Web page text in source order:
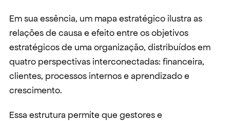
Em sua essência, um mapa estratégico ilustra as
relações de causa e efeito entre os objetivos
estratégicos de uma organização, distribuídos em
quatro perspectivas interconectadas: financeira,
clientes, processos internos e aprendizado e
crescimento.
Essa estrutura permite que gestores e